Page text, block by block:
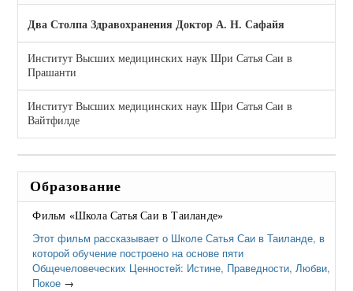
Два Столпа Здравохранения Доктор А. Н. Сафайя
Институт Высших медицинских наук Шри Сатья Саи в
Прашанти
Институт Высших медицинских наук Шри Сатья Саи в
Вайтфилде
Образование
Фильм «Школа Сатья Саи в Таиланде»
Этот фильм рассказывает о Школе Сатья Саи в Таиланде, в
которой обучение построено на основе пяти
Общечеловеческих Ценностей: Истине, Праведности, Любви,
Покое →